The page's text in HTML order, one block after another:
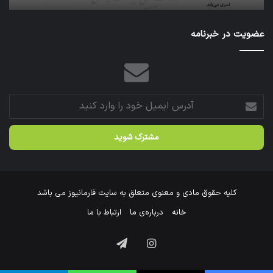
عازم
عضویت در خبرنامه
آدرس
ایمیل
خود
وارد
کلیه حقوق مادی و معنوی متعلق به سایت فارمانیوز می باشد
خانه
درباره‌ی ما ارتباط با ما
اینستاگرام